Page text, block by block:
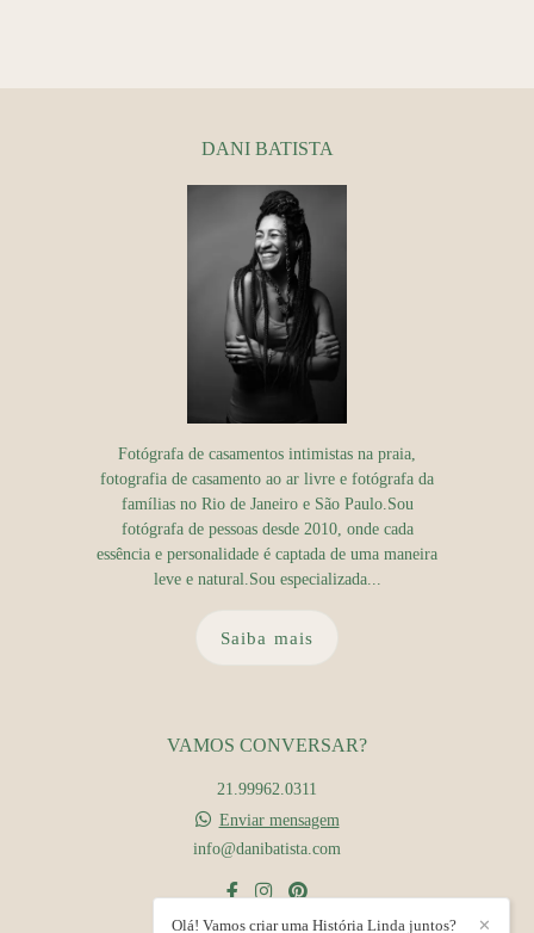
DANI BATISTA
Fotógrafa de casamentos intimistas na praia,
fotografia de casamento ao ar livre e fotógrafa da
famílias no Rio de Janeiro e São Paulo.Sou
fotógrafa de pessoas desde 2010, onde cada
essência e personalidade é captada de uma maneira
leve e natural.Sou especializada...
Saiba mais
VAMOS CONVERSAR?
21.99962.0311
Enviar mensagem
info@danibatista.com
✕
Olá! Vamos criar uma História Linda juntos?